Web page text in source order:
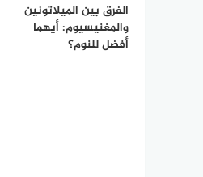
الفرق بين الميلاتونين
والمغنيسيوم: أيهما
أفضل للنوم؟